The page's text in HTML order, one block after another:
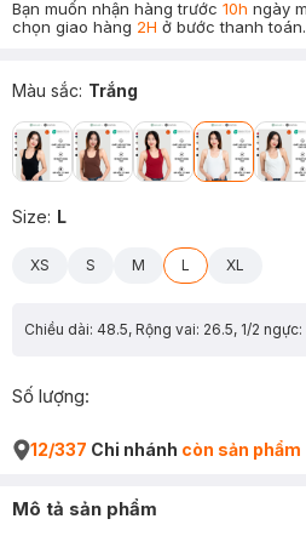
Bạn muốn nhận hàng trước 10h ngày
chọn giao hàng 2H ở bước thanh toán.
Màu sắc: Trắng
Size: L
XS S M L XL
Chiều dài: 48.5, Rộng vai: 26.5, 1/2 ngực:
Số lượng:
12/337 Chi nhánh còn sản phẩm
Mô tả sản phẩm